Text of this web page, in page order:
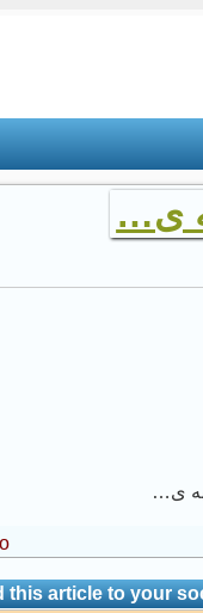
ی…
ی…
this article to your